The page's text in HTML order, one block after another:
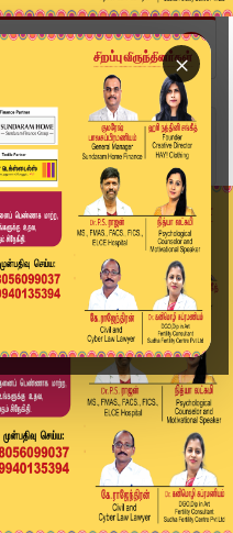
×
| 1 மணி தலைப்புச...